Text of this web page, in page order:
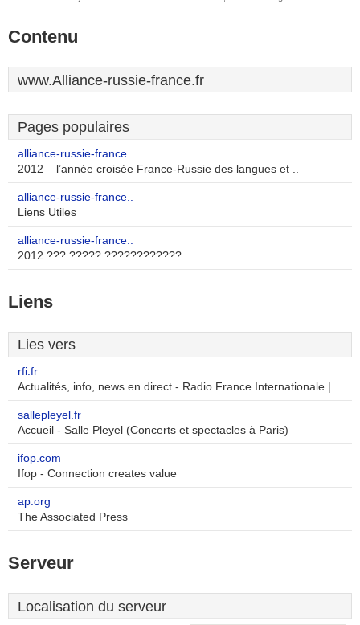
Contenu
www.Alliance-russie-france.fr
Pages populaires
alliance-russie-france..
2012 – l’année croisée France-Russie des langues et ..
alliance-russie-france..
Liens Utiles
alliance-russie-france..
2012 ??? ????? ????????????
Liens
Lies vers
rfi.fr
Actualités, info, news en direct - Radio France Internationale |
sallepleyel.fr
Accueil - Salle Pleyel (Concerts et spectacles à Paris)
ifop.com
Ifop - Connection creates value
ap.org
The Associated Press
Serveur
Localisation du serveur